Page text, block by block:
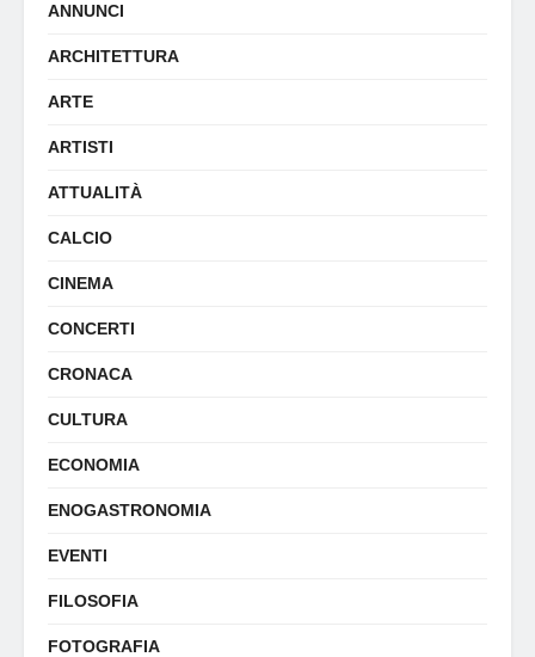
ANNUNCI
ARCHITETTURA
ARTE
ARTISTI
ATTUALITÀ
CALCIO
CINEMA
CONCERTI
CRONACA
CULTURA
ECONOMIA
ENOGASTRONOMIA
EVENTI
FILOSOFIA
FOTOGRAFIA